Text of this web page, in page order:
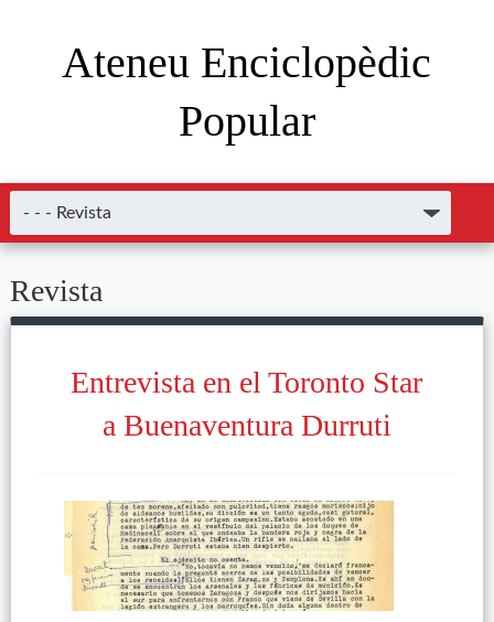
Ateneu Enciclopèdic
Popular
Revista
Entrevista en el Toronto Star
a Buenaventura Durruti